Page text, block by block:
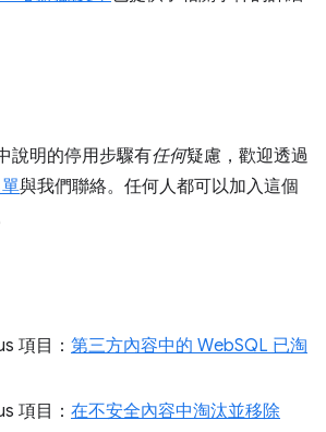
說明的停用步驟有任何疑慮，歡迎透過
與我們聯絡。任何人都可以加入這個
項目： 第三方內容中的 WebSQL 已淘
項目： 在不安全內容中淘汰並移除